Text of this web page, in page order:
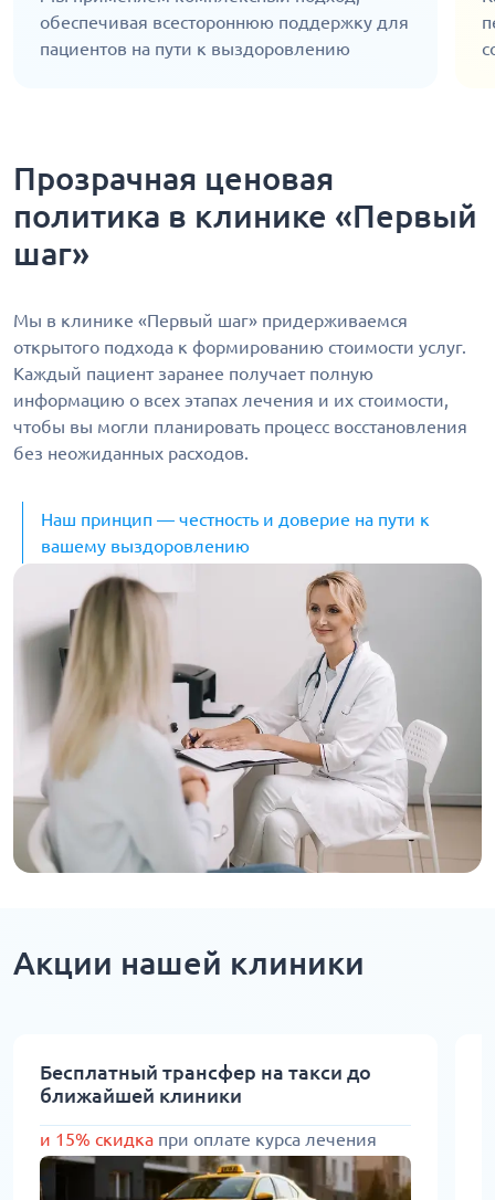
обеспечивая всестороннюю поддержку для
пациентов на пути к выздоровлению
Прозрачная ценовая
политика в клинике «Первый
шаг»
Мы в клинике «Первый шаг» придерживаемся
открытого подхода к формированию стоимости услуг.
Каждый пациент заранее получает полную
информацию о всех этапах лечения и их стоимости,
чтобы вы могли планировать процесс восстановления
без неожиданных расходов.
Наш принцип — честность и доверие на пути к
вашему выздоровлению
Акции нашей клиники
Бесплатный трансфер на такси до
ближайшей клиники
и 15% скидка при оплате курса лечения